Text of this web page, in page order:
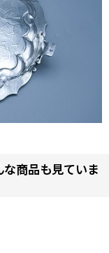
商品も見ていま